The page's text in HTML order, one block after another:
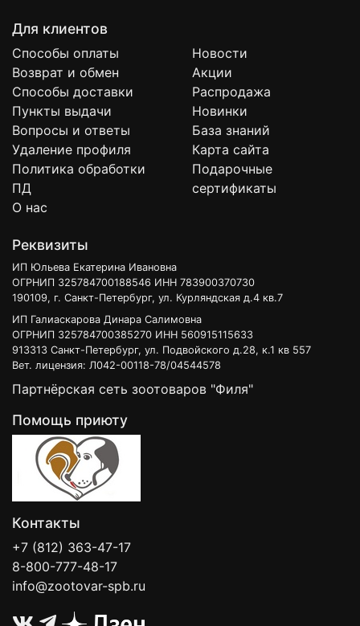
Для клиентов
Способы оплаты
Возврат и обмен
Способы доставки
Пункты выдачи
Вопросы и ответы
Удаление профиля
Политика обработки
ПД
О нас
Новости
Акции
Распродажа
Новинки
База знаний
Карта сайта
Подарочные
сертификаты
Реквизиты
ИП Юльева Екатерина Ивановна
ОГРНИП 325784700188546 ИНН 783900370730
190109, г. Санкт-Петербург, ул. Курляндская д.4 кв.7
ИП Галиаскарова Динара Салимовна
ОГРНИП 325784700385270 ИНН 560915115633
913313 Санкт-Петербург, ул. Подвойского д.28, к.1 кв 557
Вет. лицензия: Л042-00118-78/04544578
Партнёрская сеть зоотоваров "Филя"
Помощь приюту
Контакты
+7 (812) 363-47-17
8-800-777-48-17
info@zootovar-spb.ru